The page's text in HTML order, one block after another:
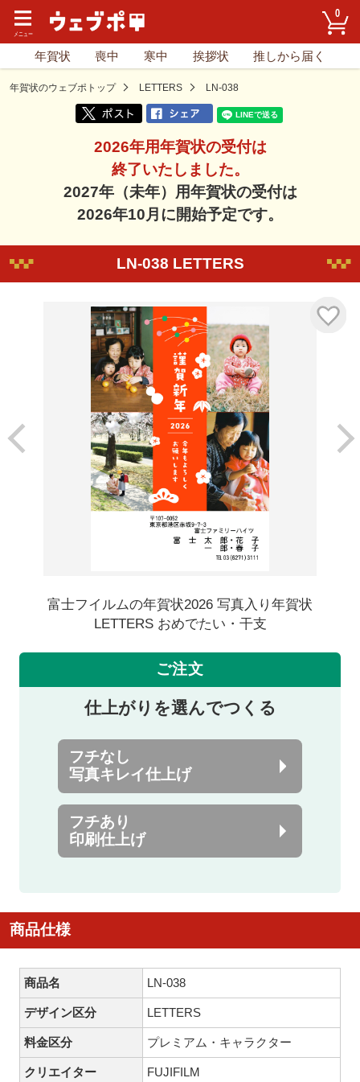
0
年賀状 喪中 寒中 挨拶状 推しから届く
年賀状のウェブポトップ LETTERS LN-038
2026年用年賀状の受付は
終了いたしました。
2027年（未年）用年賀状の受付は
2026年10月に開始予定です。
LN-038 LETTERS
富士フイルムの年賀状2026 写真入り年賀状
LETTERS おめでたい・干支
ご注文
仕上がりを選んでつくる
フチなし
写真キレイ仕上げ
フチあり
印刷仕上げ
商品仕様
商品名 LN-038
デザイン区分 LETTERS
料金区分 プレミアム・キャラクター
クリエイター FUJIFILM